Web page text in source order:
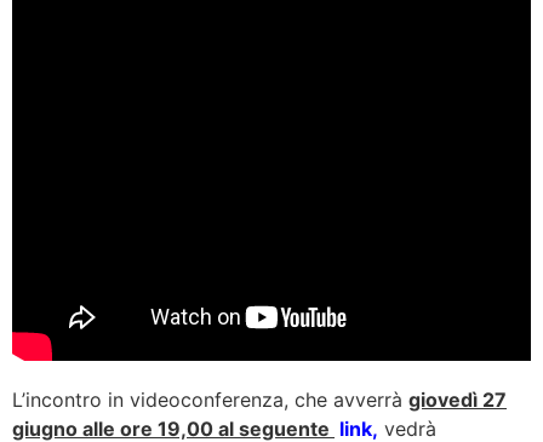
L’incontro in videoconferenza, che avverrà giovedì 27
giugno alle ore 19,00 al seguente link, vedrà